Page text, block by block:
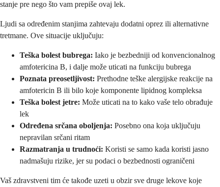
stanje pre nego što vam prepiše ovaj lek.
Ljudi sa određenim stanjima zahtevaju dodatni oprez ili alternativne
tretmane. Ove situacije uključuju:
Teška bolest bubrega: Iako je bezbedniji od konvencionalnog
amfotericina B, i dalje može uticati na funkciju bubrega
Poznata preosetljivost: Prethodne teške alergijske reakcije na
amfotericin B ili bilo koje komponente lipidnog kompleksa
Teška bolest jetre: Može uticati na to kako vaše telo obrađuje
lek
Određena srčana oboljenja: Posebno ona koja uključuju
nepravilan srčani ritam
Razmatranja u trudnoći: Koristi se samo kada koristi jasno
nadmašuju rizike, jer su podaci o bezbednosti ograničeni
Vaš zdravstveni tim će takođe uzeti u obzir sve druge lekove koje